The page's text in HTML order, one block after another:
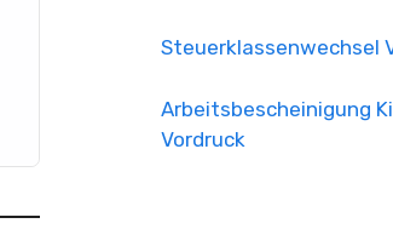
Steuerklassenwechsel
Arbeitsbescheinigung
Vordruck